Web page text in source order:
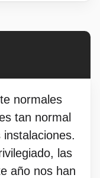
normales
tan normal
las
año nos han